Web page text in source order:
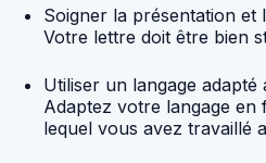
Soigner la présentation et
Votre lettre doit être bien
Utiliser un langage adapté
Adaptez votre langage en
lequel vous avez travaillé